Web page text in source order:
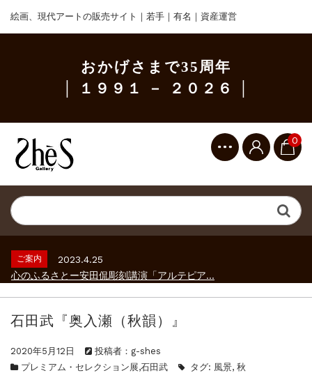
絵画、現代アートの販売サイト｜若手｜有名｜資産運営
おかげさまで35周年
│ １９９１ － ２０２６ │
0
ご案内 2023.2.25
2026.2.17
砂澤ビッキ展 －砂澤ビッキの生きた時代－...
ご案内
2023.4.25
ご案内
2023.2.25
ギャラリーシーズ「秋の美術散歩 京都・大...
2026.2.17
ご案内
2023.4.25
心のふるさとー安田侃彫刻講演「アルテピア...
ご案内
2023.2.25
石田武『奥入瀬（秋韻）』
2020年5月12日
投稿者：g-shes
プレミアム・セレクション展,石田武 タグ: 風景, 秋